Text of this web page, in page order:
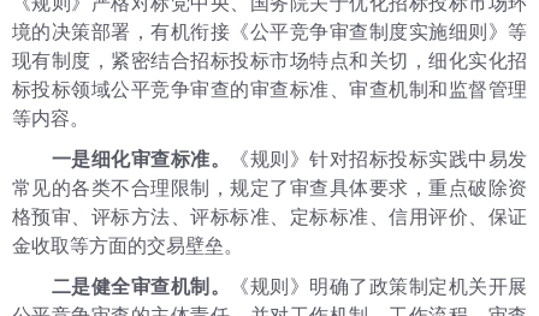
境的决策部署，有机衔接《公平竞争审查制度实施细则》等
现有制度，紧密结合招标投标市场特点和关切，细化实化招
标投标领域公平竞争审查的审查标准、审查机制和监督管理
等内容。
一是细化审查标准。
《规则》针对招标投标实践中易发
常见的各类不合理限制，规定了审查具体要求，重点破除资
格预审、评标方法、评标标准、定标标准、信用评价、保证
金收取等方面的交易壁垒。
二是健全审查机制。
《规则》明确了政策制定机关开展